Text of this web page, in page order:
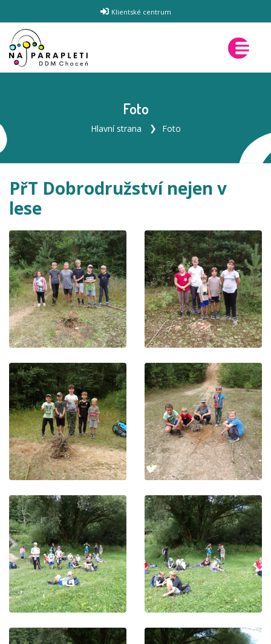
Klientské centrum
Foto
Hlavní strana Foto
PřT Dobrodružství nejen v
lese